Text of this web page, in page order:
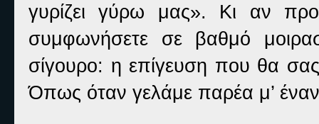
γυρίζει γύρω μας». Κι αν
συμφωνήσετε σε βαθμό
σίγουρο: η επίγευση που θα
Όπως όταν γελάμε παρέα μ’